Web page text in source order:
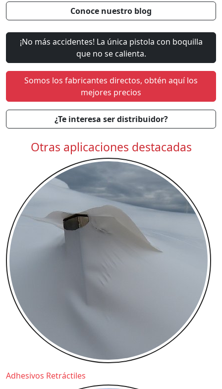
Conoce nuestro blog
¡No más accidentes! La única pistola con boquilla
que no se calienta.
Somos los fabricantes directos, obtén aquí los
mejores precios
¿Te interesa ser distribuidor?
Otras aplicaciones destacadas
Adhesivos Retráctiles